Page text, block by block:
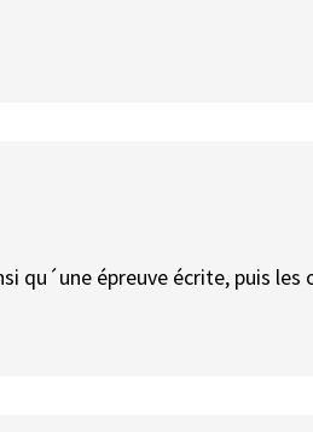
qu´une épreuve écrite, puis